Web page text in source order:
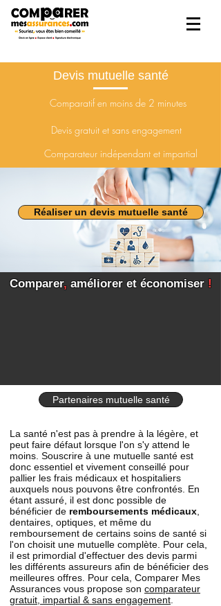
Devis mutuelle santé
Comparatif en moins de 2 minutes
Devis gratuit et sans engagement
Comparateur indépendant et impartial
Réaliser un devis mutuelle santé
Comparer, améliorer et économiser !
Partenaires mutuelle santé
La santé n'est pas à prendre à la légère, et
peut faire défaut lorsque l'on s'y attend le
moins. Souscrire à une mutuelle santé est
donc essentiel et vivement conseillé pour
pallier les frais médicaux et hospitaliers
auxquels nous pouvons être confrontés. En
étant assuré, il est donc possible de
bénéficier de remboursements médicaux
dentaires, optiques, et même du
remboursement de certains soins de santé si
l'on choisit une mutuelle complète. Pour cela,
il est primordial d'effectuer des devis parmi
les différents assureurs afin de bénéficier des
meilleures offres. Pour cela, Comparer Mes
Assurances vous propose son comparateur
gratuit, impartial & sans engagement